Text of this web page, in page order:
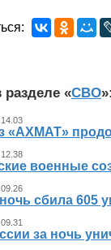
разделе «СВО»:
«АХМАТ»
военные
сбила 605
за ночь